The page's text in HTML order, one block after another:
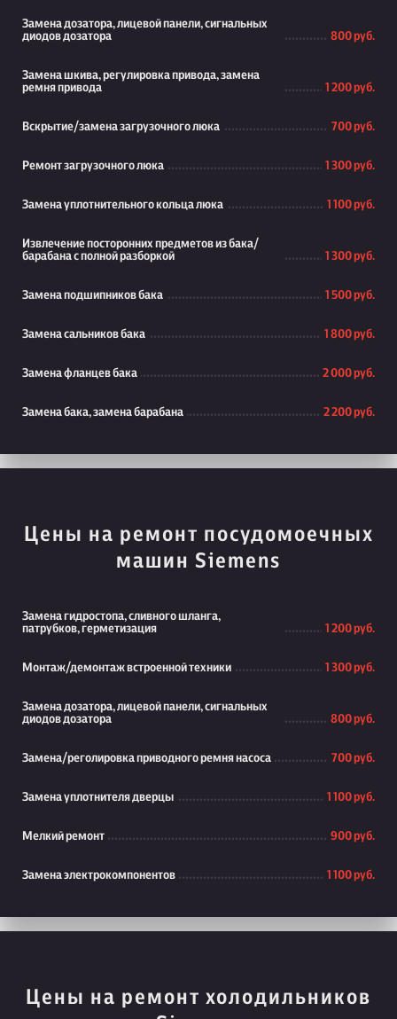
Замена дозатора, лицевой панели, сигнальных
диодов дозатора
800 руб.
Замена шкива, регулировка привода, замена
ремня привода
1 200 руб.
Вскрытие/замена загрузочного люка 700 руб.
Ремонт загрузочного люка 1 300 руб.
Замена уплотнительного кольца люка 1 100 руб.
Извлечение посторонних предметов из бака/
барабана с полной разборкой
1 300 руб.
Замена подшипников бака 1 500 руб.
Замена сальников бака 1 800 руб.
Замена фланцев бака 2 000 руб.
Замена бака, замена барабана 2 200 руб.
Цены на ремонт посудомоечных
машин Siemens
Замена гидростопа, сливного шланга,
патрубков, герметизация
1 200 руб.
Монтаж/демонтаж встроенной техники 1 300 руб.
Замена дозатора, лицевой панели, сигнальных
диодов дозатора
800 руб.
Замена/реголировка приводного ремня насоса 700 руб.
Замена уплотнителя дверцы 1 100 руб.
Мелкий ремонт 900 руб.
Замена электрокомпонентов 1 100 руб.
Цены на ремонт холодильников